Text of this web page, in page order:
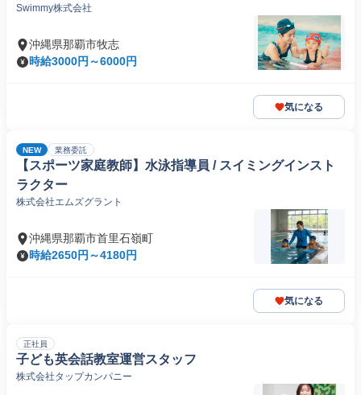
Swimmy株式会社
沖縄県那覇市牧志
時給3000円～6000円
気になる
NEW 業務委託
【スポーツ家庭教師】水泳指導員 / スイミングインスト
ラクター
株式会社エムズグラント
沖縄県那覇市首里石嶺町
時給2650円～4180円
気になる
正社員
子ども英会話教室運営スタッフ
株式会社タップカンパニー